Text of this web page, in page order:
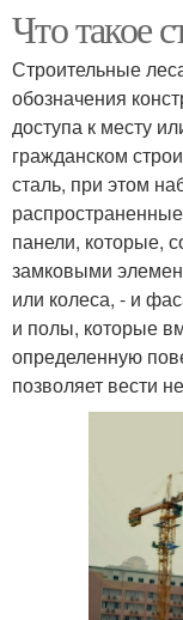
Что такое
Строительные
обозначения
доступа к месту
гражданском
сталь, при этом
панели, которые,
замковыми
или колеса, - и
и полы, которые
определенную
позволяет вести